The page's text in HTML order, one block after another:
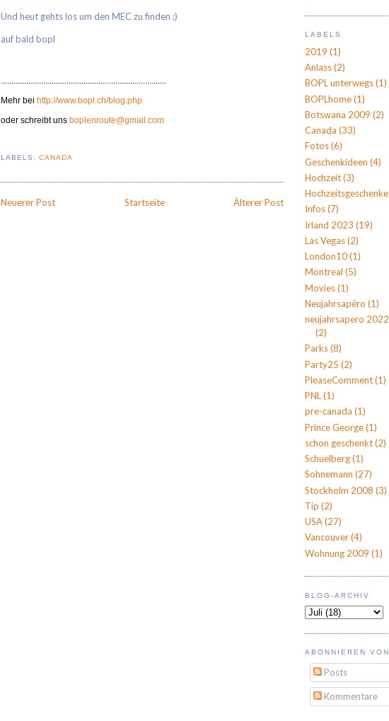
Und heut gehts los um den MEC zu finden ;)
auf bald bopl
Mehr bei http://www.bopl.ch/blog.php
oder schreibt uns boplenroute@gmail.com
LABELS:CANADA
Neuerer Post Älterer Post
Startseite
LABELS
2019 (1)
Anlass(2)
BOPL unterwegs(1)
BOPLhome(1)
Botswana 2009 (2)
Canada (33)
Fotos(6)
Geschenkideen (4)
Hochzeit(3)
Hochzeitsgeschenke
Infos(7)
Irland 2023 (19)
Las Vegas(2)
London10(1)
Montreal (5)
Movies(1)
Neujahrsapéro (1)
neujahrsapero
(2)
Parks(8)
Party25 (2)
PleaseComment(1)
PNL(1)
pre-canada (1)
Prince George(1)
schon geschenkt(2)
Schuelberg(1)
Sohnemann (27)
Stockholm 2008 (3)
Tip (2)
USA(27)
Vancouver(4)
Wohnung 2009 (1)
BLOG-ARCHIV
ABONNIEREN
Posts
Kommentare